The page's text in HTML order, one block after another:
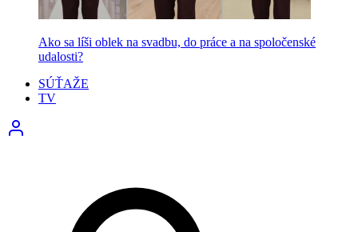
Ako sa líši oblek na svadbu, do práce a na spoločenské
udalosti?
SÚŤAŽE
TV